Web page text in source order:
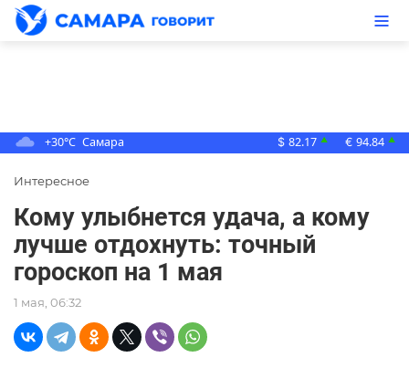
+30°C Самара $ 82.17 ▲ € 94.84 ▲
Интересное
Кому улыбнется удача, а кому
лучше отдохнуть: точный
гороскоп на 1 мая
1 мая, 06:32